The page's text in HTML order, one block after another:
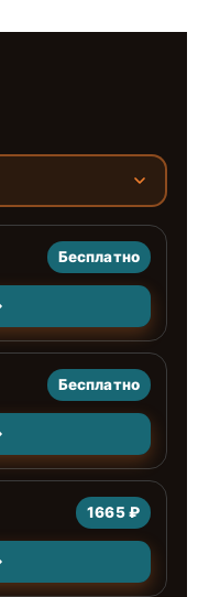
Бесплатно
Бесплатно
1665 ₽